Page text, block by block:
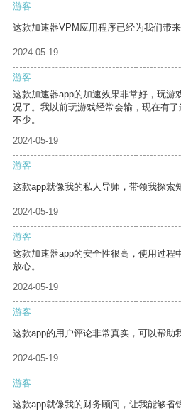
游客
这款加速器VPM应用程序已经为我们带来
2024-05-19
游客
这款加速器app的加速效果非常好，玩游
况了。我以前玩游戏经常会输，现在有
不少。
2024-05-19
游客
这款app就像我的私人导师，带领我探索
2024-05-19
游客
这款加速器app的安全性很高，使用过程
放心。
2024-05-19
游客
这款app的用户评论非常真实，可以帮助
2024-05-19
游客
这款app就像我的财务顾问，让我能够省